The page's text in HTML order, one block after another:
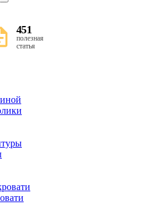
451
полезная
статья